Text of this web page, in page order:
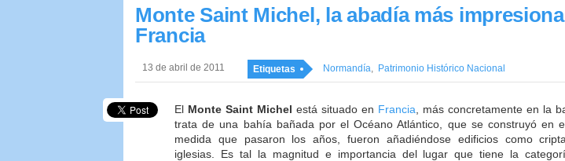
Monte Saint Michel, la abadía más
Francia
13 de abril de 2011 Etiquetas Normandía, Patrimonio Histórico Nacional
El Monte Saint Michel está situado en Francia , más concretamente en la
trata de una bahía bañada por el Océano Atlántico, que se construyó en
medida que pasaron los años, fueron añadiéndose edificios como
iglesias. Es tal la magnitud e importancia del lugar que tiene la